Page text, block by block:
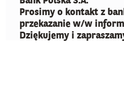
Prosimy o kontakt z
przekazanie w/w
Dziękujemy i